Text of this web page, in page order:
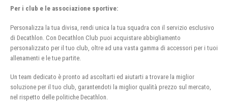
Per i club e le associazione sportive:
Personalizza la tua divisa, rendi unica la tua squadra con il servizio esclusivo
di Decathlon. Con Decathlon Club puoi acquistare abbigliamento
personalizzato per il tuo club, oltre ad una vasta gamma di accessori per i tuoi
allenamenti e le tue partite.
Un team dedicato è pronto ad ascoltarti ed aiutarti a trovare la miglior
soluzione per il tuo club, garantendoti la miglior qualità prezzo sul mercato,
nel rispetto delle politiche Decathlon.